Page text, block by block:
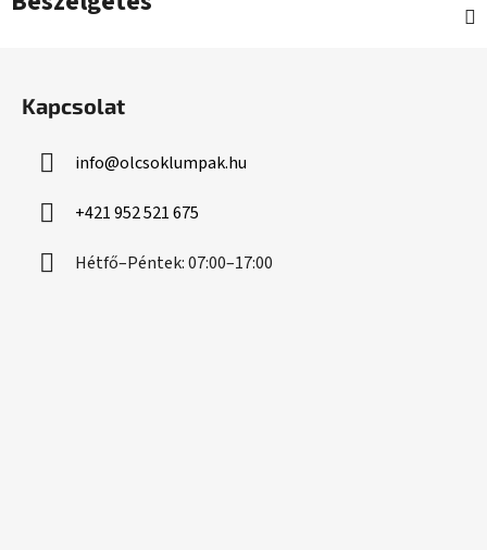
Kapcsolat
info@olcsoklumpak.hu
+421 952 521 675
Hétfő–Péntek: 07:00–17:00